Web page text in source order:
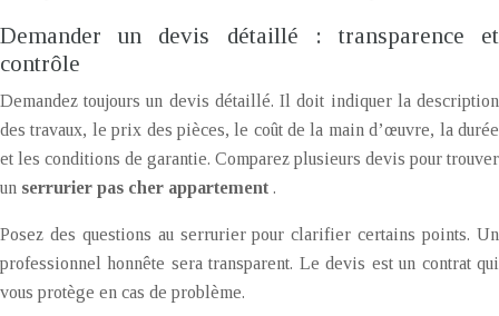
Demander un devis détaillé : transparence et
contrôle
Demandez toujours un devis détaillé. Il doit indiquer la description
des travaux, le prix des pièces, le coût de la main d’œuvre, la durée
et les conditions de garantie. Comparez plusieurs devis pour trouver
un serrurier pas cher appartement .
Posez des questions au serrurier pour clarifier certains points. Un
professionnel honnête sera transparent. Le devis est un contrat qui
vous protège en cas de problème.